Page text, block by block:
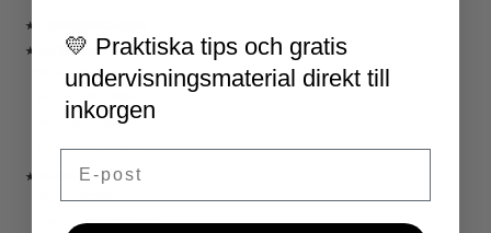
★ UTOMHUSPEDAGOGIK
★ ANDRA ÄMNEN
SOCIALA FÄRDIGHETER
NATURVETENSKAP
RELIGIONSKUNSKAP
★ SERIER
ESCAPE ROOMS
UPPGIFTSKORT SVENSKA
💛 Praktiska tips och gratis
undervisningsmaterial direkt till
inkorgen